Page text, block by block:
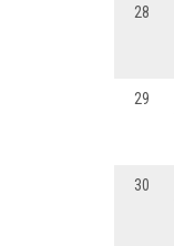
28
29
30